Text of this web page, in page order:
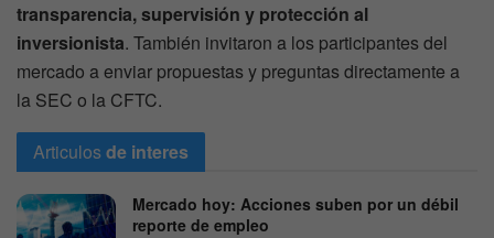
transparencia, supervisión y protección al
inversionista. También invitaron a los participantes del
mercado a enviar propuestas y preguntas directamente a
la SEC o la CFTC.
Articulosde interes
Mercado hoy: Acciones suben por un débil
reporte de empleo